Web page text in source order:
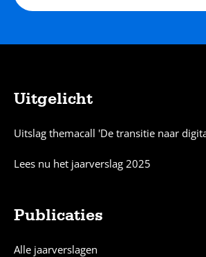
Uitgelicht
Uitslag themacall 'De transitie naar
Lees nu het jaarverslag 2025
Publicaties
Alle jaarverslagen